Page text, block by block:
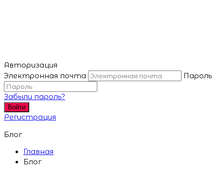
Авторизация
Электронная почта
Пароль
Забыли пароль?
Войти
Регистрация
Блог
Главная
Блог